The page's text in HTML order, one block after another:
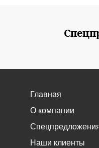
Главная
О компании
Наши клиенты